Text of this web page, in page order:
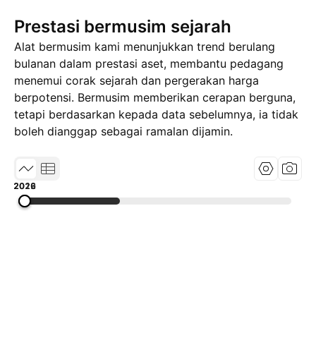
Prestasi bermusim sejarah
Alat bermusim kami menunjukkan trend berulang
bulanan dalam prestasi aset, membantu pedagang
menemui corak sejarah dan pergerakan harga
berpotensi. Bermusim memberikan cerapan berguna,
tetapi berdasarkan kepada data sebelumnya, ia tidak
boleh dianggap sebagai ramalan dijamin.
2012
2019
2026